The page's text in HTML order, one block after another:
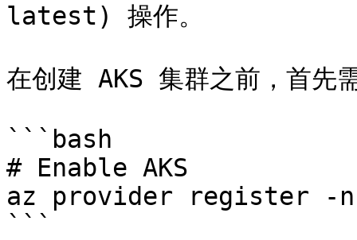
latest) 操作。
在创建 AKS 集群之前，首先
```bash
# Enable AKS
az provider register -n
```